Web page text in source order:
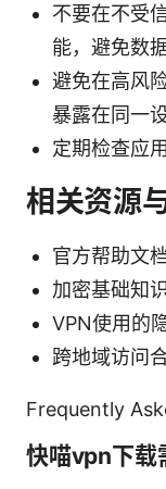
不要在不受
能，避免数
避免在高风
暴露在同一
定期检查应
相关资源
官方帮助文
加密基础知
VPN使用的
跨地域访问
Frequently
快喵vpn下载